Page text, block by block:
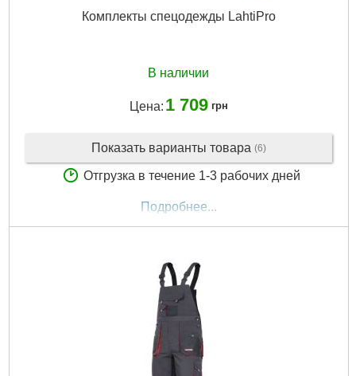
Комплекты спецодежды LahtiPro
В наличии
Цена: 1 709 грн
Показать варианты товара (6)
Отгрузка в течение 1-3 рабочих дней
Подробнее...